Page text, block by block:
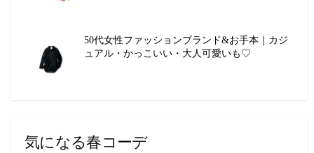
50代女性ファッションブランド&お手本｜カジ
ュアル・かっこいい・大人可愛いも♡
気になる春コーデ